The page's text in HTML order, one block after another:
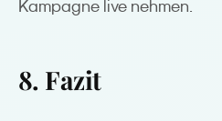
Kampagne live nehmen.
8. Fazit